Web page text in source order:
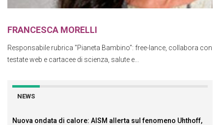
FRANCESCA MORELLI
Responsabile rubrica "Pianeta Bambino": free-lance, collabora con
testate web e cartacee di scienza, salute e...
NEWS
Nuova ondata di calore: AISM allerta sul fenomeno Uhthoff,